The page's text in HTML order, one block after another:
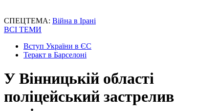
СПЕЦТЕМА: Війна в Ірані
ВСІ ТЕМИ
Вступ України в ЄС
Теракт в Барселоні
У Вінницькій області
поліцейський застрелив